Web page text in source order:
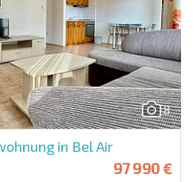
8
in Bel Air
97 990 €